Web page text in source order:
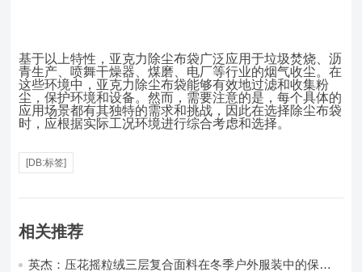
基于以上特性，亚克力除尘布袋广泛应用于垃圾焚烧、沥
青生产、喷舞干燥器、煤磨、电厂等行业的烟气收尘。在
这些环境中，亚克力除尘布袋能够有效地过滤和收集粉
尘，保护环境和设备。然而，需要注意的是，每个具体的
应用场景都有其独特的需求和挑战，因此在选择除尘布袋
时，应根据实际工况环境进行综合考虑和选择。
[DB:标签]
相关推荐
英杰：压花摇粒绒三层复合面料在冬季户外服装中的保暖